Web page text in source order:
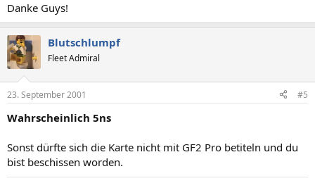
Danke Guys!
Blutschlumpf
Fleet Admiral
23. September 2001 #5
Wahrscheinlich 5ns
Sonst dürfte sich die Karte nicht mit GF2 Pro betiteln und du
bist beschissen worden.